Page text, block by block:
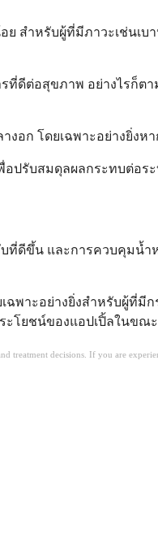
สำหรับผู้ที่มีภาวะเช่นเ
ดีต่อสุขภาพ อย่างไรก็ต
งอก โดยเฉพาะอย่างยิ่ง
อปรับสมดุลผลกระทบต่อ
ดีขึ้น และการควบคุมน้ำ
พาะอย่างยิ่งสำหรับผู้ที่
โยชน์ของแอปเปิ้ลในขณ
decisions. If you are